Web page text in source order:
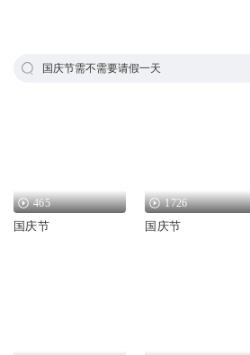
国庆节需不需要请假一天
465
国庆节
1726
国庆节